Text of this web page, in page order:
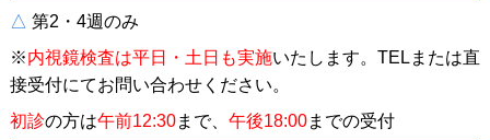
△ 第2・4週のみ
※内視鏡検査は平日・土日も実施いたします。 TELまたは直
接受付にてお問い合わせください。
初診の方は午前12:30まで、 午後18:00までの受付